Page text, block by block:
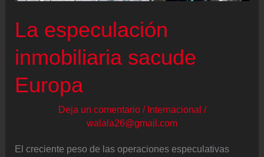
La especulación
inmobiliaria sacude
Europa
Deja un comentario / Internacional /
walala26@gmail.com
El creciente peso de las operaciones especulativas